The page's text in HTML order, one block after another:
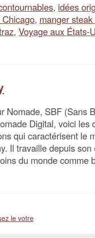
, idées
, manger
, Voyage aux États-
Nomade, SBF (Sans
Digital, voici les
qui caractérisent le
Il travaille depuis
du monde comme
le votre